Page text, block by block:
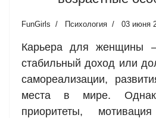
FunGirls Психология 03 июня
Карьера для женщины
стабильный доход или
самореализации,
места в мире.
приоритеты,